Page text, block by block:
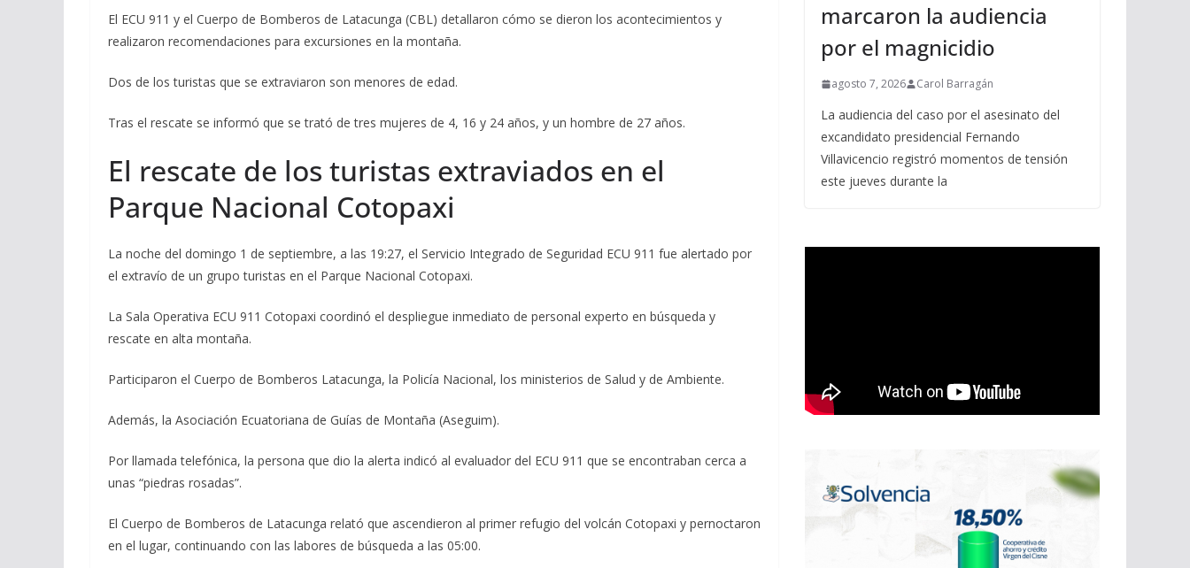
El ECU 911 y el Cuerpo de Bomberos de Latacunga (CBL) detallaron cómo se dieron los acontecimientos y
realizaron recomendaciones para excursiones en la montaña.
Dos de los turistas que se extraviaron son menores de edad.
Tras el rescate se informó que se trató de tres mujeres de 4, 16 y 24 años, y un hombre de 27 años.
El rescate de los turistas extraviados en el
Parque Nacional Cotopaxi
La noche del domingo 1 de septiembre, a las 19:27, el Servicio Integrado de Seguridad ECU 911 fue alertado por
el extravío de un grupo turistas en el Parque Nacional Cotopaxi.
La Sala Operativa ECU 911 Cotopaxi coordinó el despliegue inmediato de personal experto en búsqueda y
rescate en alta montaña.
Participaron el Cuerpo de Bomberos Latacunga, la Policía Nacional, los ministerios de Salud y de Ambiente.
Además, la Asociación Ecuatoriana de Guías de Montaña (Aseguim).
Por llamada telefónica, la persona que dio la alerta indicó al evaluador del ECU 911 que se encontraban cerca a
unas “piedras rosadas”.
El Cuerpo de Bomberos de Latacunga relató que ascendieron al primer refugio del volcán Cotopaxi y pernoctaron
en el lugar, continuando con las labores de búsqueda a las 05:00.
marcaron la audiencia
por el magnicidio
agosto 7, 2026 Carol Barragán
La audiencia del caso por el asesinato del
excandidato presidencial Fernando
Villavicencio registró momentos de tensión
este jueves durante la